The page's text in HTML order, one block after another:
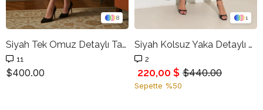
8
Siyah Tek Omuz Detaylı Tam Kalıp Uzun Elbise
11
$400.00
1
Siyah Kolsuz Yaka Detaylı Belden Oturtmalı Kadife Elbise
2
$440.00
220,00 $
Sepette %50